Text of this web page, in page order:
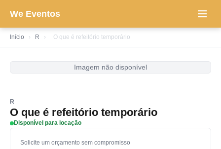
We Eventos
Início › R › O que é refeitório temporário
Imagem não disponível
R
O que é refeitório temporário
Disponível para locação
Solicite um orçamento sem compromisso